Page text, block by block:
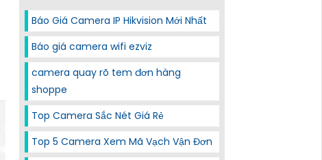
Báo Giá Camera IP Hikvision Mới Nhất
Báo giá camera wifi ezviz
camera quay rõ tem đơn hàng
shoppe
Top Camera Sắc Nét Giá Rẻ
Top 5 Camera Xem Mã Vạch Vận Đơn